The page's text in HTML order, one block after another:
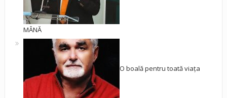
MÂNĂ
O boală pentru toată viața